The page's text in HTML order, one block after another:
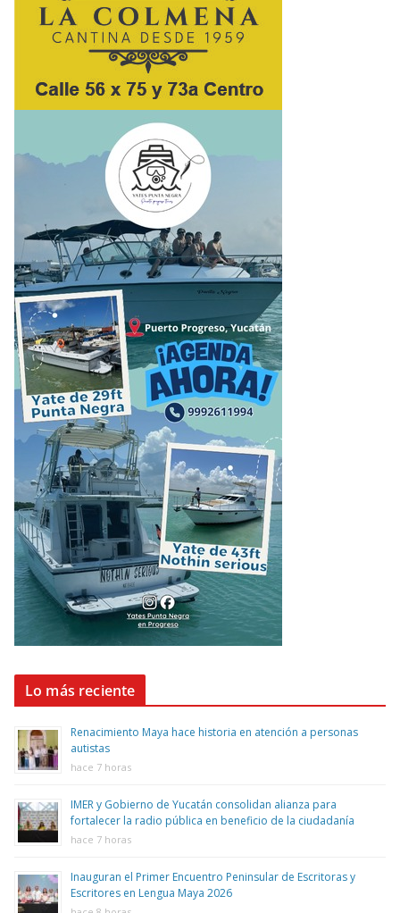
Lo más reciente
Renacimiento Maya hace historia en atención a personas
autistas
hace 7 horas
IMER y Gobierno de Yucatán consolidan alianza para
fortalecer la radio pública en beneficio de la ciudadanía
hace 7 horas
Inauguran el Primer Encuentro Peninsular de Escritoras y
Escritores en Lengua Maya 2026